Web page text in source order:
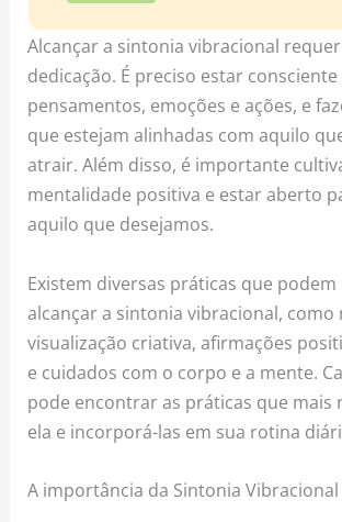
Alcançar a sintonia vibracional
dedicação. É preciso estar
pensamentos, emoções e ações, e
que estejam alinhadas com aquilo
atrair. Além disso, é importante
mentalidade positiva e estar aberto
aquilo que desejamos.
Existem diversas práticas que
alcançar a sintonia vibracional, como
visualização criativa, afirmações
e cuidados com o corpo e a mente.
pode encontrar as práticas que mais
ela e incorporá-las em sua rotina
A importância da Sintonia Vibracional